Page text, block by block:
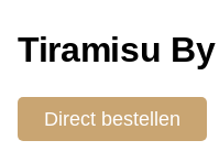
Tiramisu
Direct bestellen